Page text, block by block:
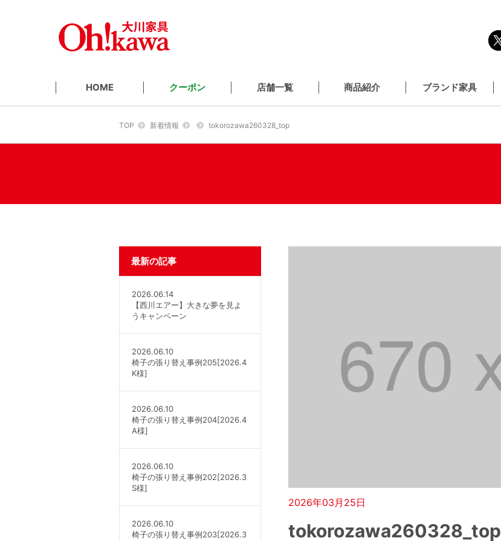
HOME クーポン 店舗一覧 商品紹介 ブランド家具
TOP 新着情報 tokorozawa260328_top
2026年03月25日
tokorozawa260328_top
最新の記事
2026.06.14
【西川エアー】大きな夢を見よ
うキャンペーン
2026.06.10
椅子の張り替え事例205[2026.4
K様]
2026.06.10
椅子の張り替え事例204[2026.4
A様]
2026.06.10
椅子の張り替え事例202[2026.3
S様]
2026.06.10
椅子の張り替え事例203[2026.3